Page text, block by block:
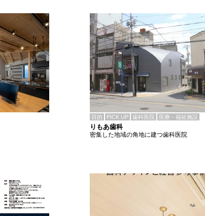
目的 PICK UP 歯科医院 医療・福祉施設
りもあ歯科
密集した地域の角地に建つ歯科医院